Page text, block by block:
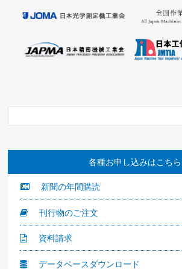
各種お申し込みはこちら
新聞の年間購読
刊行物のご注文
資料請求
データベースダウンロード